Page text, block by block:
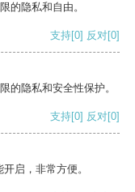
的隐私和自由。
支持[0] 反对[0]
的隐私和安全性保护。
支持[0] 反对[0]
启，非常方便。